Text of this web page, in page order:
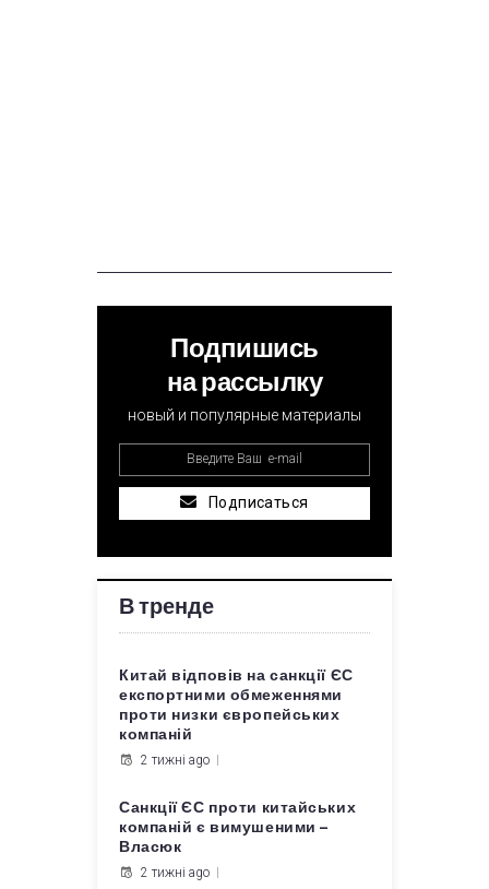
Подпишись
на рассылку
новый и популярные материалы
Подписаться
В тренде
Китай відповів на санкції ЄС
експортними обмеженнями
проти низки європейських
компаній
2 тижні ago
Санкції ЄС проти китайських
компаній є вимушеними –
Власюк
2 тижні ago